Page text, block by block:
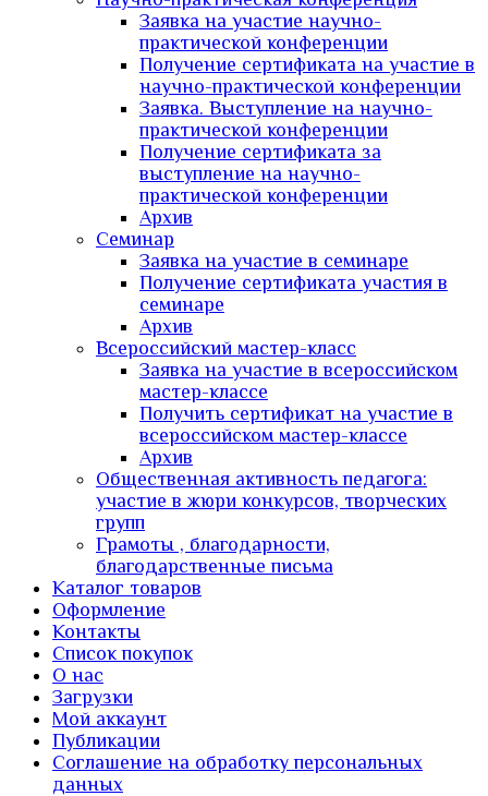
Заявка на участие научно-
практической конференции
Получение сертификата на участие в
научно-практической конференции
Заявка. Выступление на научно-
практической конференции
Получение сертификата за
выступление на научно-
практической конференции
Архив
Семинар
Заявка на участие в семинаре
Получение сертификата участия в
семинаре
Архив
Всероссийский мастер-класс
Заявка на участие в всероссийском
мастер-классе
Получить сертификат на участие в
всероссийском мастер-классе
Архив
Общественная активность педагога:
участие в жюри конкурсов, творческих
групп
Грамоты , благодарности,
благодарственные письма
Каталог товаров
Оформление
Контакты
Список покупок
О нас
Загрузки
Мой аккаунт
Публикации
Соглашение на обработку персональных
данных